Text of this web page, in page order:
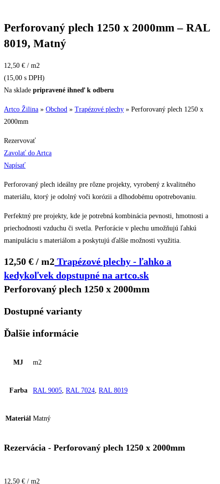
Perforovaný plech 1250 x 2000mm – RAL
8019, Matný
12,50 € / m2
(15,00 s DPH)
Na sklade pripravené ihneď k odberu
Artco Žilina » Obchod » Trapézové plechy » Perforovaný plech 1250 x
2000mm
Rezervovať
Zavolať do Artca
Napísať
Perforovaný plech ideálny pre rôzne projekty, vyrobený z kvalitného
materiálu, ktorý je odolný voči korózii a dlhodobému opotrebovaniu.
Perfektný pre projekty, kde je potrebná kombinácia pevnosti, hmotnosti a
priechodnosti vzduchu či svetla. Perforácie v plechu umožňujú ľahkú
manipuláciu s materiálom a poskytujú ďalšie možnosti využitia.
12,50 € / m2 Trapézové plechy - ľahko a
kedykoľvek dopstupné na artco.sk
Perforovaný plech 1250 x 2000mm
Dostupné varianty
Ďalšie informácie
MJ m2
Farba RAL 9005, RAL 7024, RAL 8019
Materiál Matný
Rezervácia - Perforovaný plech 1250 x 2000mm
12,50 € / m2